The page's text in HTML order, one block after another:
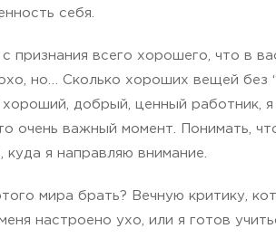
себя.
признания всего хорошего, что в
но… Сколько хороших вещей без
хороший, добрый, ценный работник,
очень важный момент. Понимать,
куда я направляю внимание.
мира брать? Вечную критику,
настроено ухо, или я готов